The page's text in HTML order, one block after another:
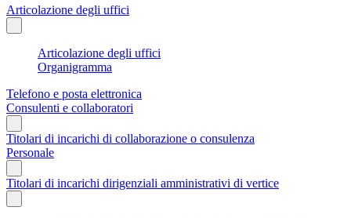
Articolazione degli uffici
Articolazione degli uffici
Organigramma
Telefono e posta elettronica
Consulenti e collaboratori
Titolari di incarichi di collaborazione o consulenza
Personale
Titolari di incarichi dirigenziali amministrativi di vertice